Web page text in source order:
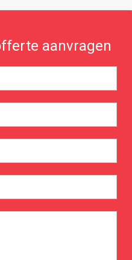
aanvragen